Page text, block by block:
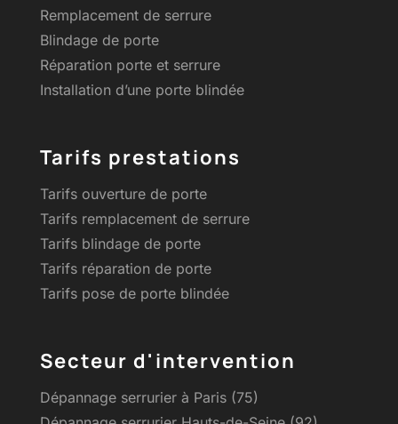
Remplacement de serrure
Blindage de porte
Réparation porte et serrure
Installation d’une porte blindée
Tarifs prestations
Tarifs ouverture de porte
Tarifs remplacement de serrure
Tarifs blindage de porte
Tarifs réparation de porte
Tarifs pose de porte blindée
Secteur d'intervention
Dépannage serrurier à Paris (75)